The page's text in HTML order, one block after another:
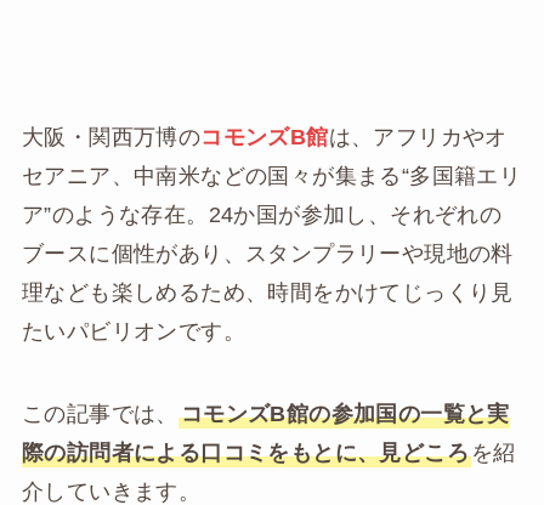
大阪・関西万博のコモンズB館は、アフリカやオ
セアニア、中南米などの国々が集まる“多国籍エリ
ア”のような存在。24か国が参加し、それぞれの
ブースに個性があり、スタンプラリーや現地の料
理なども楽しめるため、時間をかけてじっくり見
たいパビリオンです。
この記事では、 コモンズB館の参加国の一覧と実
際の訪問者による口コミをもとに、見どころを紹
介していきます。